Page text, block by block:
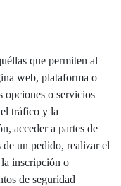
que permiten al
web, plataforma o
opciones o servicios
tráfico y la
acceder a partes de
un pedido, realizar el
inscripción o
de seguridad